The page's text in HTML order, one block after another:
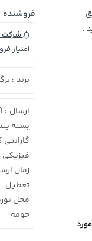
.
فروشنده
شرکت
امتیاز
برند :
ارسال :
بسته
گارانتی
فیزیکی
زمان
تعطیل
محل
حومه